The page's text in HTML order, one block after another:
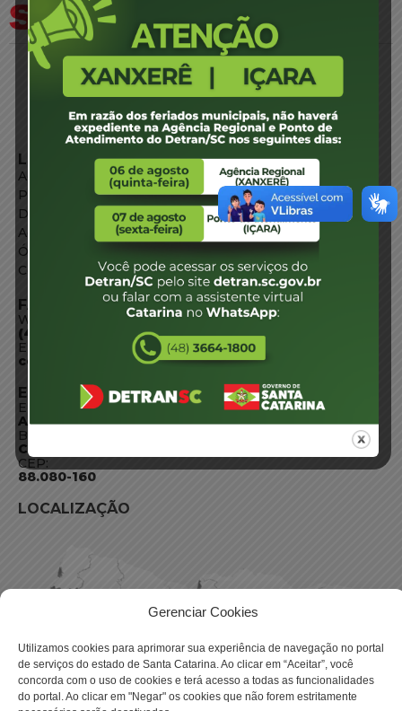
Gerenciar Cookies
Utilizamos cookies para aprimorar sua experiência de navegação no portal
de serviços do estado de Santa Catarina. Ao clicar em “Aceitar”, você
concorda com o uso de cookies e terá acesso a todas as funcionalidades
do portal. Ao clicar em "Negar" os cookies que não forem estritamente
LINKS EXTERNOS
Agência de Notícias
Portal de Serviços
Diário Oficial
Acesso à Informação
Órgãos do Governo
Conheça SC
FALE CONOSCO
WhatsApp:
(48) 3664-1800
E-mail:
centraldeinformacoes@detran.sc.gov.br
ENDEREÇO
Endereço:
Av. Almirante Tamandaré - 480
Bairro:
Coqueiros, Florianópolis SC
CEP:
88.080-160
LOCALIZAÇÃO